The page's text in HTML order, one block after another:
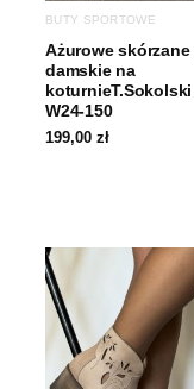
BUTY SPORTOWE
Ażurowe skórzane
damskie na
koturnieT.Sokolski
W24-150
199,00 zł